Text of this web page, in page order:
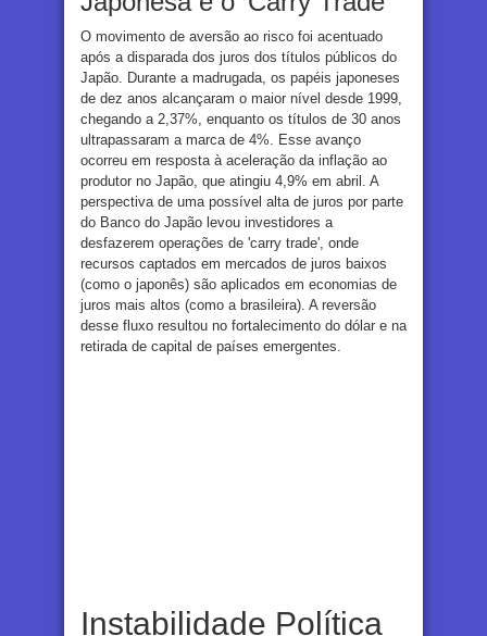
O movimento de aversão ao risco foi acentuado
após a disparada dos juros dos títulos públicos do
Japão. Durante a madrugada, os papéis japoneses
de dez anos alcançaram o maior nível desde 1999,
chegando a 2,37%, enquanto os títulos de 30 anos
ultrapassaram a marca de 4%. Esse avanço
ocorreu em resposta à aceleração da inflação ao
produtor no Japão, que atingiu 4,9% em abril. A
perspectiva de uma possível alta de juros por parte
do Banco do Japão levou investidores a
desfazerem operações de 'carry trade', onde
recursos captados em mercados de juros baixos
(como o japonês) são aplicados em economias de
juros mais altos (como a brasileira). A reversão
desse fluxo resultou no fortalecimento do dólar e na
retirada de capital de países emergentes.
Instabilidade Política